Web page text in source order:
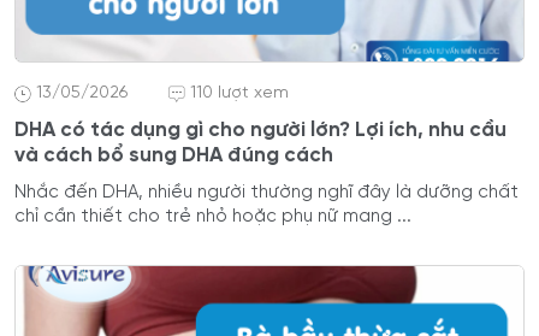
13/05/2026 110 lượt xem
DHA có tác dụng gì cho người lớn? Lợi ích, nhu cầu
và cách bổ sung DHA đúng cách
Nhắc đến DHA, nhiều người thường nghĩ đây là dưỡng chất
chỉ cần thiết cho trẻ nhỏ hoặc phụ nữ mang ...